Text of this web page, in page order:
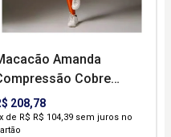
Amanda
Cobre
Único) - DCX
208,78
de R$ R$ 104,39 sem juros no